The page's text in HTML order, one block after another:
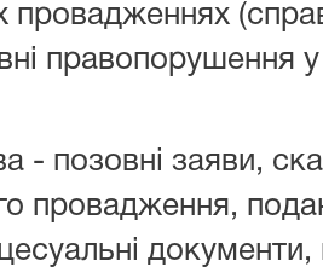
провадженнях
правопорушення
- позовні заяви,
провадження,